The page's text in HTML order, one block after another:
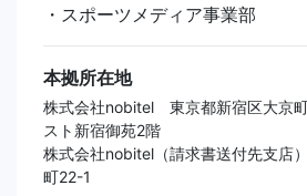
・スポーツメディア事業部
本拠所在地
株式会社nobitel 東京都新宿区大京
スト新宿御苑2階
株式会社nobitel（請求書送付先支店
町22-1